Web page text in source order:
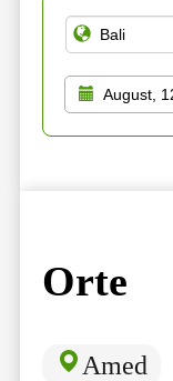
August,
Orte
Amed